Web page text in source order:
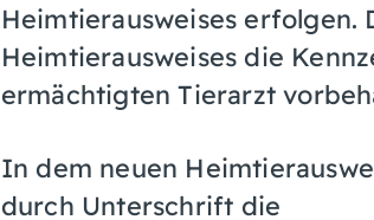
Heimtierausweises erfolgen.
Heimtierausweises die
ermächtigten Tierarzt
In dem neuen
durch Unterschrift die